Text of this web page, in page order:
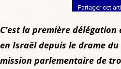
Partager cet
C’est la première
en Israël depuis le drame
mission parlementaire de